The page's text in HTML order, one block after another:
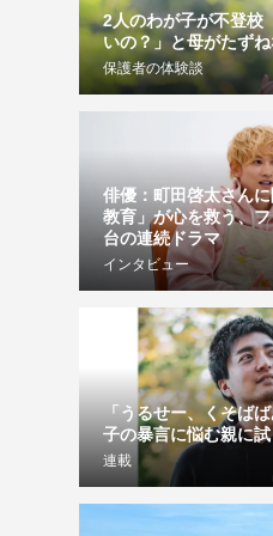
2人のわが子が不登校
いの？」と母がたず
保護者の体験談
俳優：町田啓太さん
教育」が心を救う、
台の連続ドラマ
インタビュー
「うるせー、くそば
子の暴言に悩む親に
連載